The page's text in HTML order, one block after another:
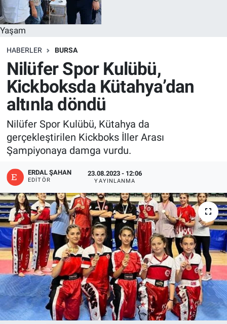
Yaşam
HABERLER BURSA
Nilüfer Spor Kulübü,
Kickboksda Kütahya’dan
altınla döndü
Nilüfer Spor Kulübü, Kütahya da
gerçekleştirilen Kickboks İller Arası
Şampiyonaya damga vurdu.
ERDAL ŞAHAN
EDITÖR
23.08.2023 - 12:06
YAYINLANMA